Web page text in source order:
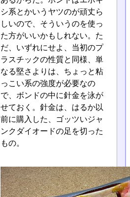
シ系とかいうヤツのが頑丈ら
しいので、そういうのを使っ
た方がいいかもしれない。た
だ、いずれにせよ、当初のプ
ラスチックの性質と同様、単
なる堅さよりは、ちょっと粘
っこい系の強度が必要なの
で、ボンドの中に針金を泳が
せておく。針金は、はるか以
前に購入した、ゴッツいジャ
ンクダイオードの足を切った
もの。